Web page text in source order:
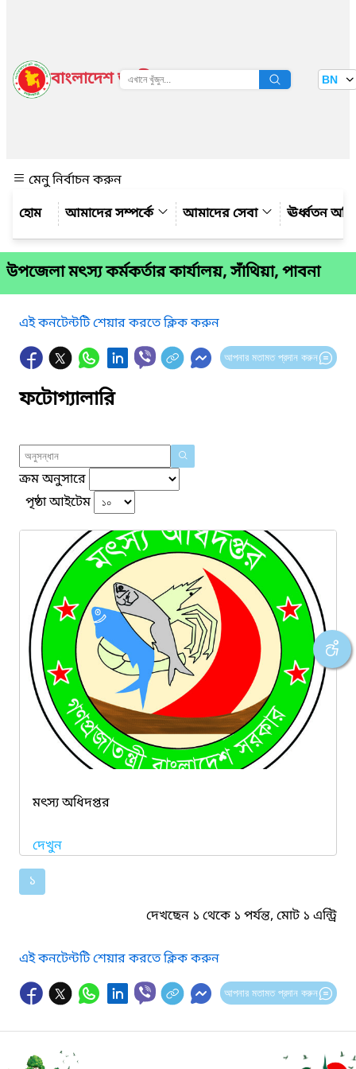
বাংলাদেশ জাতীয় তথ্য বাতায়ন BN
মেনু নির্বাচন করুন
আমাদের সম্পর্কে
আমাদের সেবা ঊর্ধ্বতন
উপজেলা মৎস্য কর্মকর্তার কার্যালয়, সাঁথিয়া, পাবনা
এই কনটেন্টটি শেয়ার করতে ক্লিক করুন
আপনার মতামত প্রদান করুন
ফটোগ্যালারি
ক্রম অনুসারে
পৃষ্ঠা আইটেম
মৎস্য অধিদপ্তর
দেখুন
১
দেখছেন ১ থেকে ১ পর্যন্ত, মোট ১ এন্ট্রি
এই কনটেন্টটি শেয়ার করতে ক্লিক করুন
আপনার মতামত প্রদান করুন